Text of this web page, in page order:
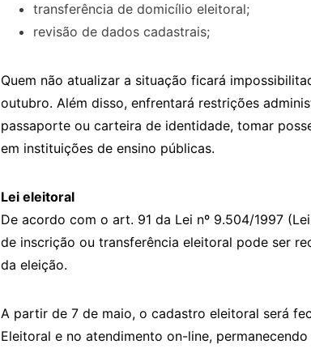
transferência de domicílio eleitoral;
revisão de dados cadastrais;
Quem não atualizar a situação ficará
outubro. Além disso, enfrentará restrições
passaporte ou carteira de identidade, tomar
em instituições de ensino públicas.
Lei eleitoral
De acordo com o art. 91 da Lei nº 9.504/1997
de inscrição ou transferência eleitoral pode ser
da eleição.
A partir de 7 de maio, o cadastro eleitoral será
Eleitoral e no atendimento on-line,